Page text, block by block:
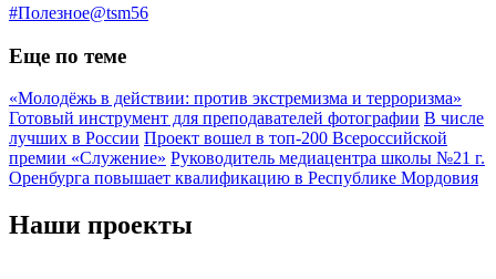
#Полезное@tsm56
Еще по теме
«Молодёжь в действии: против экстремизма и терроризма»
Готовый инструмент для преподавателей фотографии В числе
лучших в России Проект вошел в топ-200 Всероссийской
премии «Служение» Руководитель медиацентра школы №21 г.
Оренбурга повышает квалификацию в Республике Мордовия
Наши проекты